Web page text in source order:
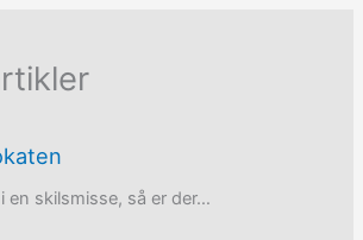
en skilsmisse, så er der…